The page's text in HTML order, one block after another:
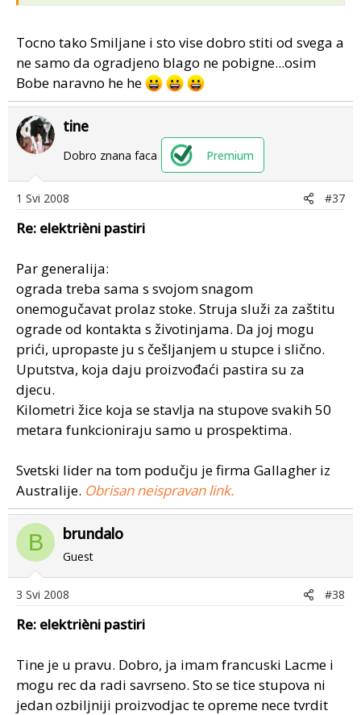
Tocno tako Smiljane i sto vise dobro stiti od svega a
ne samo da ogradjeno blago ne pobigne...osim
Bobe naravno he he
tine
Dobro znana faca Premium
1 Svi 2008 #37
Re: elektrièni pastiri
Par generalija:
ograda treba sama s svojom snagom
onemogučavat prolaz stoke. Struja služi za zaštitu
ograde od kontakta s životinjama. Da joj mogu
prići, upropaste ju s češljanjem u stupce i slično.
Uputstva, koja daju proizvođaći pastira su za
djecu.
Kilometri žice koja se stavlja na stupove svakih 50
metara funkcioniraju samo u prospektima.
Svetski lider na tom podučju je firma Gallagher iz
Australije. Obrisan neispravan link.
B brundalo
Guest
3 Svi 2008 #38
Re: elektrièni pastiri
Tine je u pravu. Dobro, ja imam francuski Lacme i
mogu rec da radi savrseno. Sto se tice stupova ni
jedan ozbiljniji proizvodjac te opreme nece tvrdit